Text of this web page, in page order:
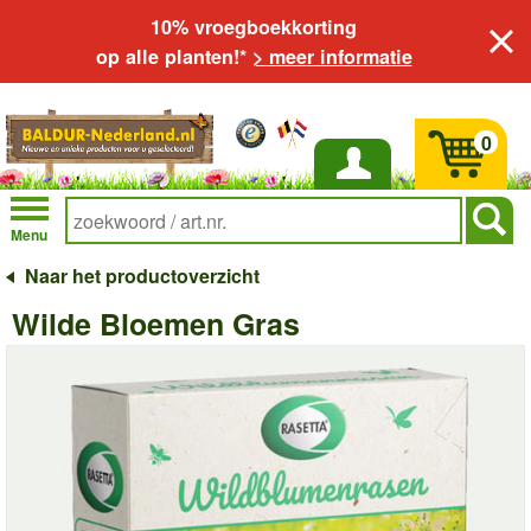
10% vroegboekkorting
op alle planten!* > meer informatie
Inloggen
Menu
0
Naar het productoverzicht
Wilde Bloemen Gras